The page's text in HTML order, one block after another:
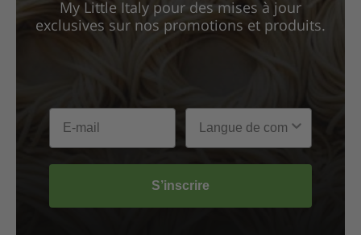
My Little Italy pour des mises à jour
exclusives sur nos promotions et produits.
S’inscrire